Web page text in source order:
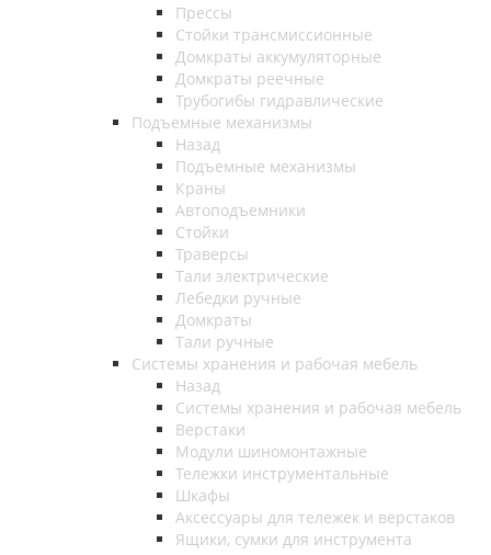
Прессы
Стойки трансмиссионные
Домкраты аккумуляторные
Домкраты реечные
Трубогибы гидравлические
Подъемные механизмы
Назад
Подъемные механизмы
Краны
Автоподъемники
Стойки
Траверсы
Тали электрические
Лебедки ручные
Домкраты
Тали ручные
Системы хранения и рабочая мебель
Назад
Системы хранения и рабочая мебель
Верстаки
Модули шиномонтажные
Тележки инструментальные
Шкафы
Аксессуары для тележек и верстаков
Ящики, сумки для инструмента